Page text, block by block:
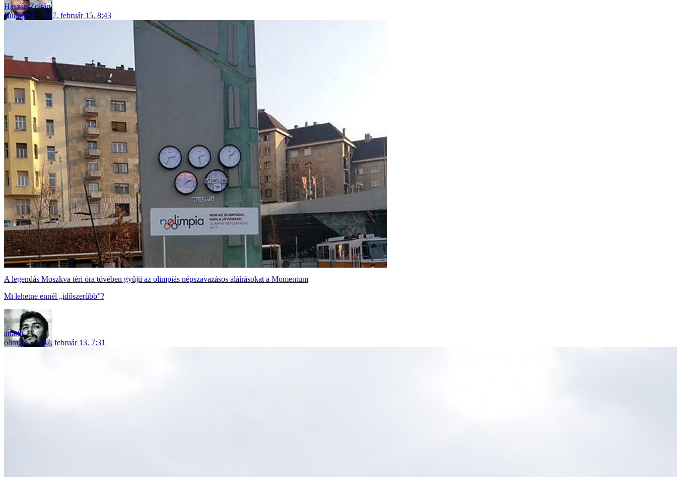
Haszán Zoltán
Budapest
2017. február 15. 8:43
A legendás Moszkva téri óra tövében gyűjti az olimpiás népszavazásos aláírásokat a Momentum
Mi lehetne ennél „időszerűbb”?
anarki
olimpia
2017. február 13. 7:31